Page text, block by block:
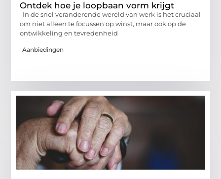
Ontdek hoe je loopbaan vorm krijgt
In de snel veranderende wereld van werk is het cruciaal
om niet alleen te focussen op winst, maar ook op de
ontwikkeling en tevredenheid
Aanbiedingen